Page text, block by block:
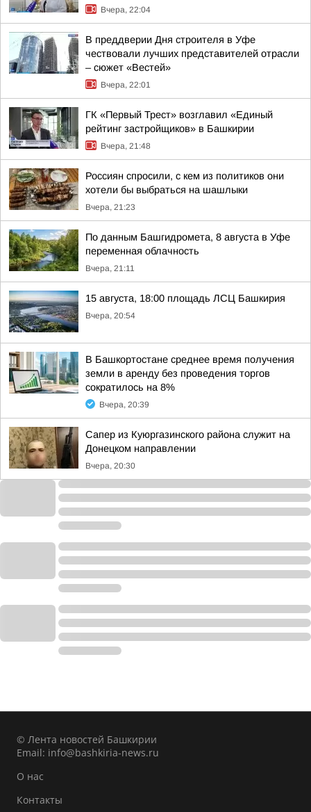
Вчера, 22:04
В преддверии Дня строителя в Уфе
чествовали лучших представителей отрасли
– сюжет «Вестей»
Вчера, 22:01
ГК «Первый Трест» возглавил «Единый
рейтинг застройщиков» в Башкирии
Вчера, 21:48
Россиян спросили, с кем из политиков они
хотели бы выбраться на шашлыки
Вчера, 21:23
По данным Башгидромета, 8 августа в Уфе
переменная облачность
Вчера, 21:11
15 августа, 18:00 площадь ЛСЦ Башкирия
Вчера, 20:54
В Башкортостане среднее время получения
земли в аренду без проведения торгов
сократилось на 8%
Вчера, 20:39
Сапер из Куюргазинского района служит на
Донецком направлении
Вчера, 20:30
© Лента новостей Башкирии
Email: info@bashkiria-news.ru
О нас
Контакты